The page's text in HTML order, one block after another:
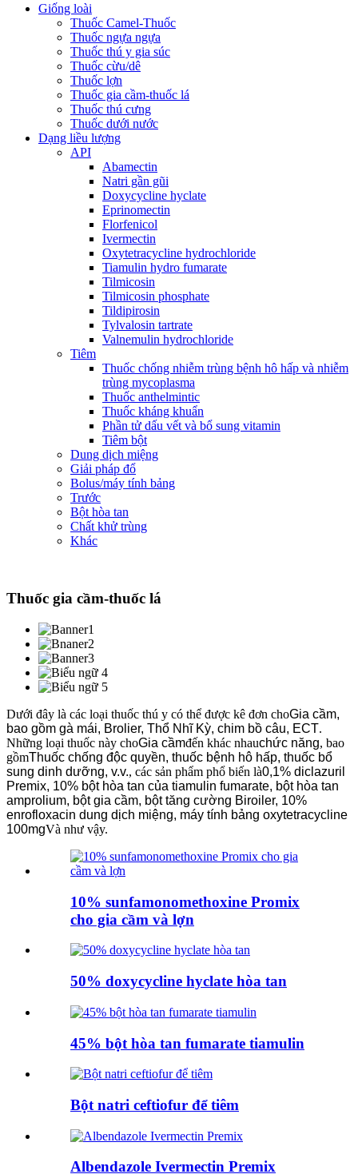
Giống loài
Thuốc Camel-Thuốc
Thuốc ngựa ngựa
Thuốc thú y gia súc
Thuốc cừu/dê
Thuốc lợn
Thuốc gia cầm-thuốc lá
Thuốc thú cưng
Thuốc dưới nước
Dạng liều lượng
API
Abamectin
Natri gần gũi
Doxycycline hyclate
Eprinomectin
Florfenicol
Ivermectin
Oxytetracycline hydrochloride
Tiamulin hydro fumarate
Tilmicosin
Tilmicosin phosphate
Tildipirosin
Tylvalosin tartrate
Valnemulin hydrochloride
Tiêm
Thuốc chống nhiễm trùng bệnh hô hấp và nhiễm
trùng mycoplasma
Thuốc anthelmintic
Thuốc kháng khuẩn
Phần tử dấu vết và bổ sung vitamin
Tiêm bột
Dung dịch miệng
Giải pháp đổ
Bolus/máy tính bảng
Trước
Bột hòa tan
Chất khử trùng
Khác
Thuốc gia cầm-thuốc lá
Dưới đây là các loại thuốc thú y có thể được kê đơn choGia cầm,
bao gồm gà mái, Brolier, Thổ Nhĩ Kỳ, chim bồ câu, ECT.
Những loại thuốc này choGia cầmđến khác nhauchức năng, bao
gồmThuốc chống độc quyền, thuốc bệnh hô hấp, thuốc bổ
sung dinh dưỡng, v.v., các sản phẩm phổ biến là0,1% diclazuril
Premix, 10% bột hòa tan của tiamulin fumarate, bột hòa tan
amprolium, bột gia cầm, bột tăng cường Biroiler, 10%
enrofloxacin dung dịch miệng, máy tính bảng oxytetracycline
100mgVà như vậy.
10% sunfamonomethoxine Promix
cho gia cầm và lợn
50% doxycycline hyclate hòa tan
45% bột hòa tan fumarate tiamulin
Bột natri ceftiofur để tiêm
Albendazole Ivermectin Premix